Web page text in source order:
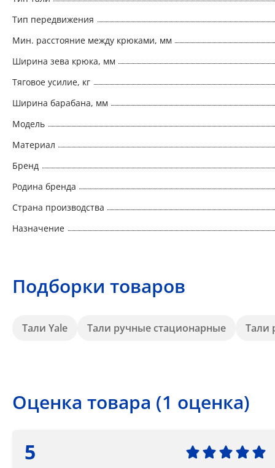
и нормам; •‎ Удобные и долговечные крюки -
ломаются, а постепенно разгибаются,
оснащены крепкими предохранительными
Тип передвижения
Мин. расстояние между крюками, мм
Ширина зева крюка, мм
Тяговое усилие, кг
Ширина барабана, мм
Модель
Материал
Бренд
Родина бренда
Страна производства
Назначение
Подборки товаров
Тали Yale Тали ручные стационарные Тали
Оценка товара (1 оценка)
5